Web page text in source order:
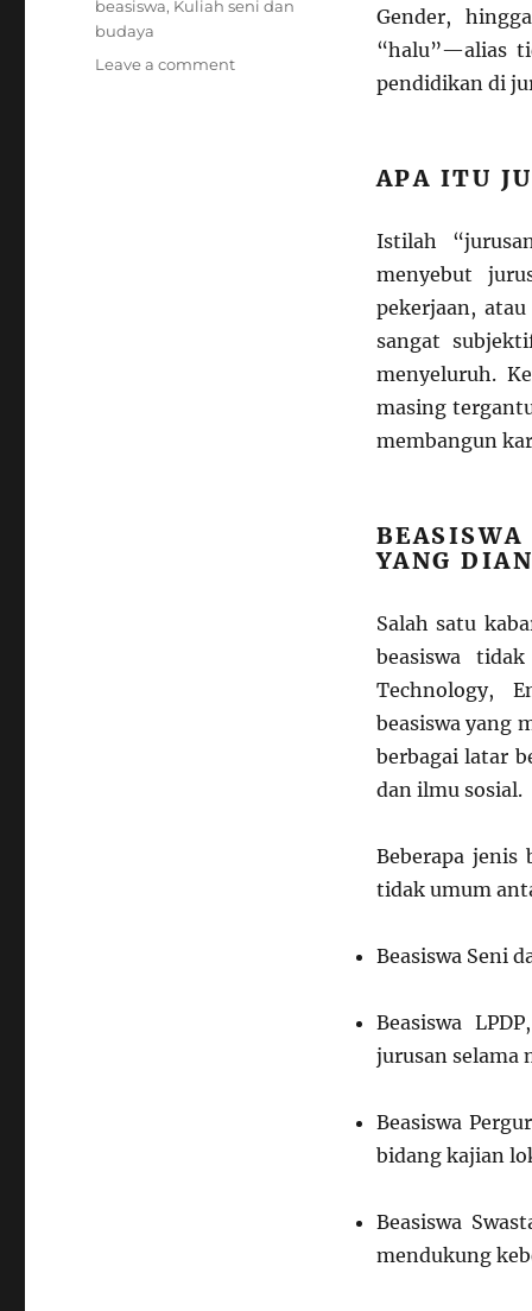
Gender,
“halu”—alias
pendidikan di
APA ITU
Istilah
menyebut
pekerjaan,
sangat
menyeluruh.
masing
membangun
YANG
Salah satu
beasiswa
Technology,
beasiswa yang
berbagai latar
dan ilmu sosial.
Beberapa jenis
tidak umum
Beasiswa Seni
Beasiswa
jurusan selama
Beasiswa
bidang kajian
Beasiswa
mendukung
beasiswa, Kuliah seni dan
budaya
Leave a commenton